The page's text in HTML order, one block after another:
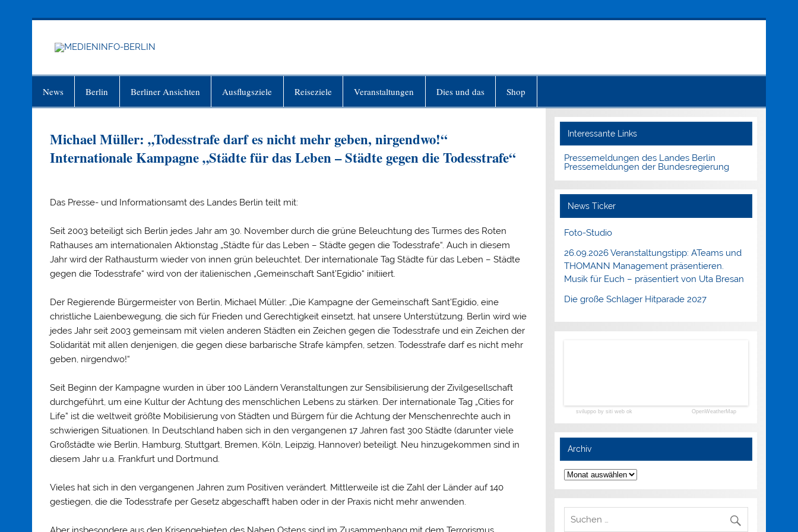
News Berlin Berliner Ansichten Ausflugsziele Reiseziele Veranstaltungen Dies und das Shop
Michael Müller: „Todesstrafe darf es nicht mehr geben, nirgendwo!“
Internationale Kampagne „Städte für das Leben – Städte gegen die Todesstrafe“
Das Presse- und Informationsamt des Landes Berlin teilt mit:
Seit 2003 beteiligt sich Berlin jedes Jahr am 30. November durch die grüne Beleuchtung des Turmes des Roten
Rathauses am internationalen Aktionstag „Städte für das Leben – Städte gegen die Todesstrafe“. Auch in diesem
Jahr wird der Rathausturm wieder von innen grün beleuchtet. Der internationale Tag Städte für das Leben – Städte
gegen die Todesstrafe“ wird von der italienischen „Gemeinschaft Sant’Egidio“ initiiert.
Der Regierende Bürgermeister von Berlin, Michael Müller: „Die Kampagne der Gemeinschaft Sant’Egidio, eine
christliche Laienbewegung, die sich für Frieden und Gerechtigkeit einsetzt, hat unsere Unterstützung. Berlin wird wie
jedes Jahr seit 2003 gemeinsam mit vielen anderen Städten ein Zeichen gegen die Todesstrafe und ein Zeichen der
Solidarität mit allen denjenigen, die gegen diese barbarische Strafe kämpfen, setzen. Todesstrafe darf es nicht mehr
geben, nirgendwo!“
Seit Beginn der Kampagne wurden in über 100 Ländern Veranstaltungen zur Sensibilisierung der Zivilgesellschaft
durchgeführt, um eine Kultur der Achtung des menschlichen Lebens zu stärken. Der internationale Tag „Cities for
Life” ist die weltweit größte Mobilisierung von Städten und Bürgern für die Achtung der Menschenrechte auch in
schwierigen Situationen. In Deutschland haben sich in den vergangenen 17 Jahren fast 300 Städte (darunter viele
Großstädte wie Berlin, Hamburg, Stuttgart, Bremen, Köln, Leipzig, Hannover) beteiligt. Neu hinzugekommen sind in
diesem Jahr u.a. Frankfurt und Dortmund.
Vieles hat sich in den vergangenen Jahren zum Positiven verändert. Mittlerweile ist die Zahl der Länder auf 140
gestiegen, die die Todesstrafe per Gesetz abgeschafft haben oder in der Praxis nicht mehr anwenden.
Interessante Links
Pressemeldungen des Landes Berlin
Pressemeldungen der Bundesregierung
News Ticker
Foto-Studio
26.09.2026 Veranstaltungstipp: ATeams und
THOMANN Management präsentieren.
Musik für Euch – präsentiert von Uta Bresan
Die große Schlager Hitparade 2027
sviluppo by siti web ok OpenWeatherMap
Archiv
Archiv